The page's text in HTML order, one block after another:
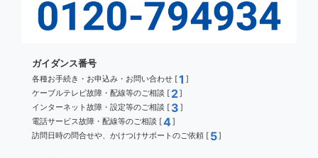
ガイダンス番号
各種お手続き・お申込み・お問い合わせ [1 ]
ケーブルテレビ故障・配線等のご相談 [ 2]
インターネット故障・設定等のご相談 [ 3 ]
電話サービス故障・配線等のご相談 [4]
訪問日時の問合せや、かけつけサポートのご依頼 [ 5]